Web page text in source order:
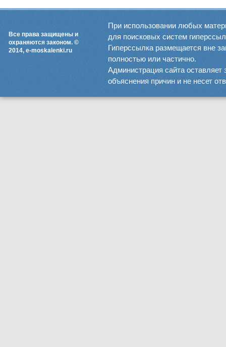
Все права защищены и
охраняются законом. ©
2014, e-moskalenki.ru
При использовании любых
для поисковых систем
Гиперссылка размещается вне
полностью или частично.
Администрация сайта оставляет
объяснения причин и не несет